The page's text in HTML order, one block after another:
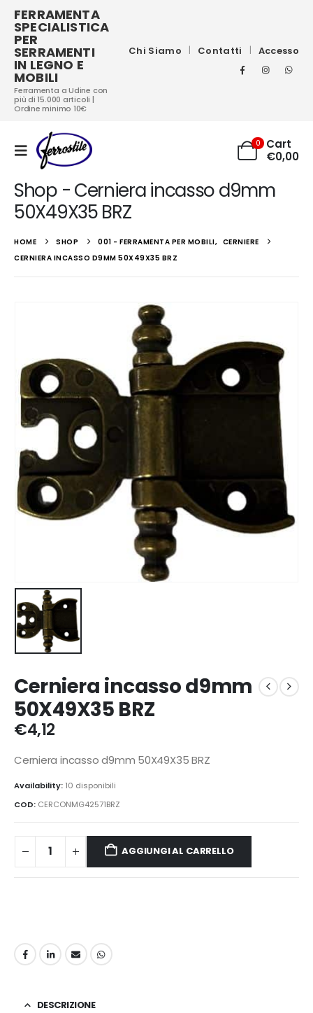
FERRAMENTA
SPECIALISTICA
PER
SERRAMENTI
IN LEGNO E
MOBILI
Ferramenta a Udine con
più di 15.000 articoli |
Ordine minimo 10€
Chi Siamo Contatti Accesso
0
Cart
€0,00
Shop - Cerniera incasso d9mm
50X49X35 BRZ
HOME SHOP 001 - FERRAMENTA PER MOBILI, CERNIERE
CERNIERA INCASSO D9MM 50X49X35 BRZ
Cerniera incasso d9mm
50X49X35 BRZ
€4,12
Cerniera incasso d9mm 50X49X35 BRZ
Availability: 10 disponibili
COD: CERCONMG42571BRZ
AGGIUNGI AL CARRELLO
DESCRIZIONE